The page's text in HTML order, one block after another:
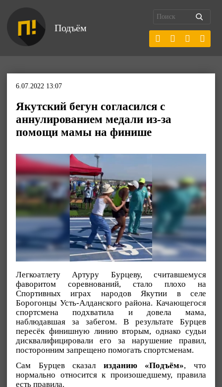
Подъём
6.07.2022 13:07
Якутский бегун согласился с
аннулированием медали из-за
помощи мамы на финише
Легкоатлету Артуру Бурцеву, считавшемуся
фаворитом соревнований, стало плохо на
Спортивных играх народов Якутии в селе
Борогонцы Усть-Алданского района. Качающегося
спортсмена подхватила и довела мама,
наблюдавшая за забегом. В результате Бурцев
пересёк финишную линию вторым, однако судьи
дисквалифицировали его за нарушение правил,
посторонним запрещено помогать спортсменам.
Сам Бурцев сказал изданию «Подъём», что
нормально относится к произошедшему, правила
есть правила.